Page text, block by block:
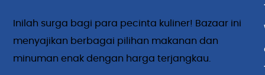
Inilah surga bagi para pecinta kuliner! Bazaar ini
menyajikan berbagai pilihan makanan dan
minuman enak dengan harga terjangkau.